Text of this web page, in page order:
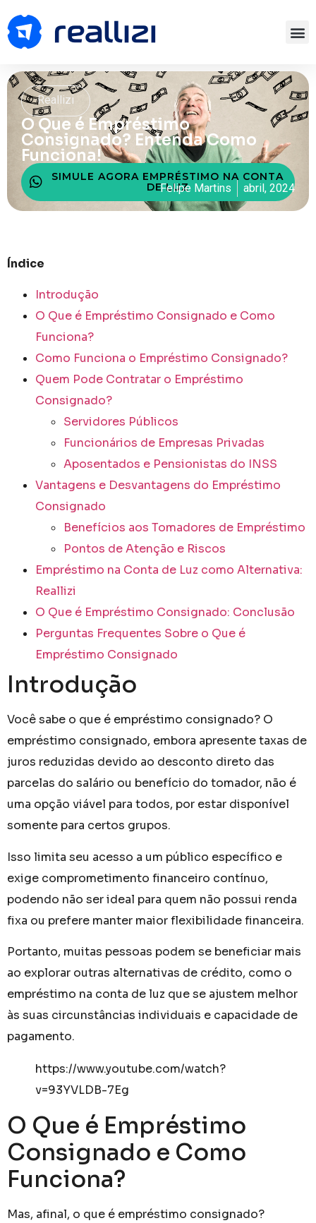
Reallizi
O Que é Empréstimo
Consignado? Entenda Como
Funciona!
SIMULE AGORA EMPRÉSTIMO NA CONTA
DE LUZ
Felipe Martins abril, 2024
Índice
Introdução
O Que é Empréstimo Consignado e Como
Funciona?
Como Funciona o Empréstimo Consignado?
Quem Pode Contratar o Empréstimo
Consignado?
Servidores Públicos
Funcionários de Empresas Privadas
Aposentados e Pensionistas do INSS
Vantagens e Desvantagens do Empréstimo
Consignado
Benefícios aos Tomadores de Empréstimo
Pontos de Atenção e Riscos
Empréstimo na Conta de Luz como Alternativa:
Reallizi
O Que é Empréstimo Consignado: Conclusão
Perguntas Frequentes Sobre o Que é
Empréstimo Consignado
Introdução
Você sabe o que é empréstimo consignado? O
empréstimo consignado, embora apresente taxas de
juros reduzidas devido ao desconto direto das
parcelas do salário ou benefício do tomador, não é
uma opção viável para todos, por estar disponível
somente para certos grupos.
Isso limita seu acesso a um público específico e
exige comprometimento financeiro contínuo,
podendo não ser ideal para quem não possui renda
fixa ou prefere manter maior flexibilidade financeira.
Portanto, muitas pessoas podem se beneficiar mais
ao explorar outras alternativas de crédito, como o
empréstimo na conta de luz que se ajustem melhor
às suas circunstâncias individuais e capacidade de
pagamento.
https://www.youtube.com/watch?
v=93YVLDB-7Eg
O Que é Empréstimo
Consignado e Como
Funciona?
Mas, afinal, o que é empréstimo consignado?